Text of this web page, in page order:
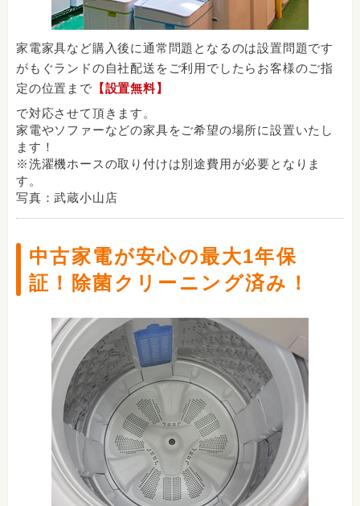
家電家具など購入後に通常問題となるのは設置問題です
がもぐランドの自社配送をご利用でしたらお客様のご指
定の位置まで 【設置無料】
で対応させて頂きます。
家電やソファーなどの家具をご希望の場所に設置いたし
ます！
※洗濯機ホースの取り付けは別途費用が必要となりま
す。
写真：武蔵小山店
中古家電が安心の最大1年保
証！除菌クリーニング済み！